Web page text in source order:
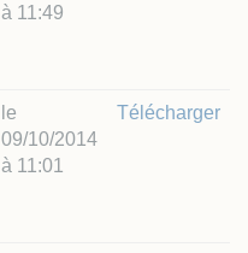
à 11:49
le
09/10/2014
à 11:01
Télécharger